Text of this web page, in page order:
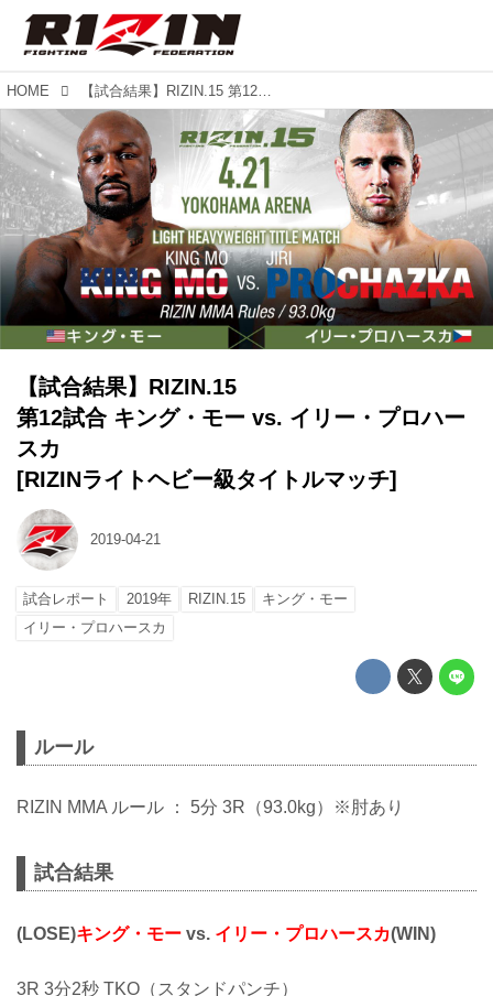
HOME 【試合結果】RIZIN.15 第12試合 キング・モー vs. イリー・プロハースカ [RIZINライトヘビー級タイトルマッチ]
【試合結果】RIZIN.15
第12試合 キング・モー vs. イリー・プロハー
スカ
[RIZINライトヘビー級タイトルマッチ]
2019-04-21
試合レポート 2019年 RIZIN.15
キング・モー
イリー・プロハースカ
ルール
RIZIN MMA ルール ： 5分 3R（93.0kg）※肘あり
試合結果
(LOSE)キング・モー vs. イリー・プロハースカ(WIN)
3R 3分2秒 TKO（スタンドパンチ）